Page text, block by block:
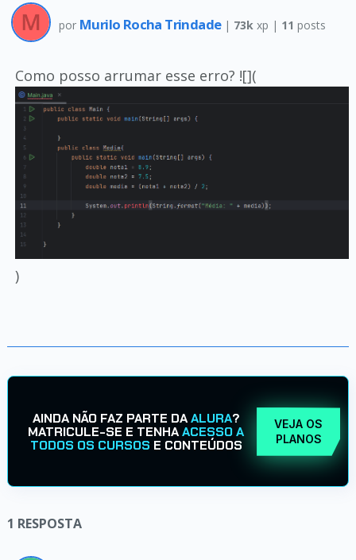
por Murilo Rocha Trindade | 73k xp | 11 posts
Como posso arrumar esse erro? ![](
)
AINDA NÃO FAZ PARTE DAALURA?
MATRICULE-SE E TENHAACESSO A
TODOS OS CURSOS E CONTEÚDOS
VEJA OS
PLANOS
1 RESPOSTA